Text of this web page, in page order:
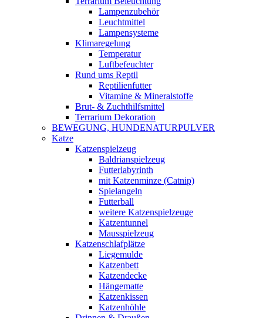
Lampenzubehör
Leuchtmittel
Lampensysteme
Klimaregelung
Temperatur
Luftbefeuchter
Rund ums Reptil
Reptilienfutter
Vitamine & Mineralstoffe
Brut- & Zuchthilfsmittel
Terrarium Dekoration
BEWEGUNG, HUNDENATURPULVER
Katze
Katzenspielzeug
Baldrianspielzeug
Futterlabyrinth
mit Katzenminze (Catnip)
Spielangeln
Futterball
weitere Katzenspielzeuge
Katzentunnel
Mausspielzeug
Katzenschlafplätze
Liegemulde
Katzenbett
Katzendecke
Hängematte
Katzenkissen
Katzenhöhle